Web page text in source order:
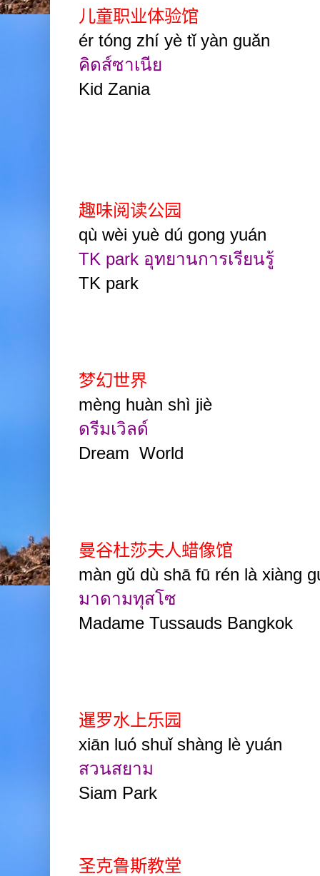
儿童职业体验馆
ér tóng zhí yè tǐ yàn guǎn
คิดส์ซาเนีย
Kid Zania
趣味阅读公园
qù wèi yuè dú gong yuán
TK park อุทยานการเรียนรู้
TK park
梦幻世界
mèng huàn shì jiè
ดรีมเวิลด์
Dream World
曼谷杜莎夫人蜡像馆
màn gǔ dù shā fū rén là xiàng
มาดามทุสโซ
Madame Tussauds Bangkok
暹罗水上乐园
xiān luó shuǐ shàng lè yuán
สวนสยาม
Siam Park
圣克鲁斯教堂